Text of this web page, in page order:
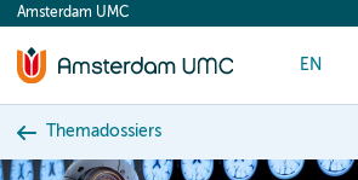
content
Amsterdam UMC
EN
Themadossiers